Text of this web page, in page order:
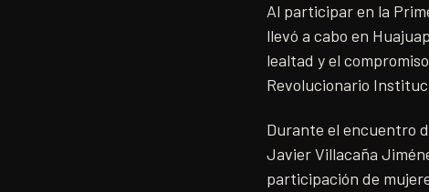
Al participar en la
llevó a cabo en
lealtad y el
Revolucionario
Durante el encuentro
Javier Villacaña
participación de